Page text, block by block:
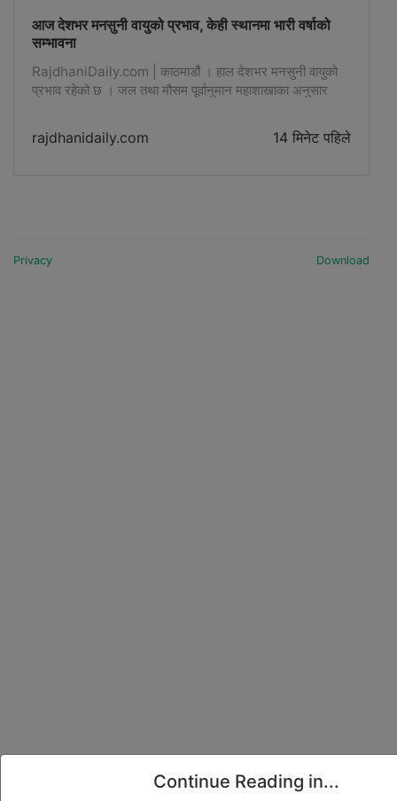
Continue Reading in...
आज देशभर मनसुनी वायुको प्रभाव, केही स्थानमा भारी वर्षाको
सम्भावना
RajdhaniDaily.com | काठमाडौं । हाल देशभर मनसुनी वायुको
प्रभाव रहेको छ । जल तथा मौसम पूर्वानुमान महाशाखाका अनुसार
rajdhanidaily.com 14 मिनेट पहिले
Privacy Download